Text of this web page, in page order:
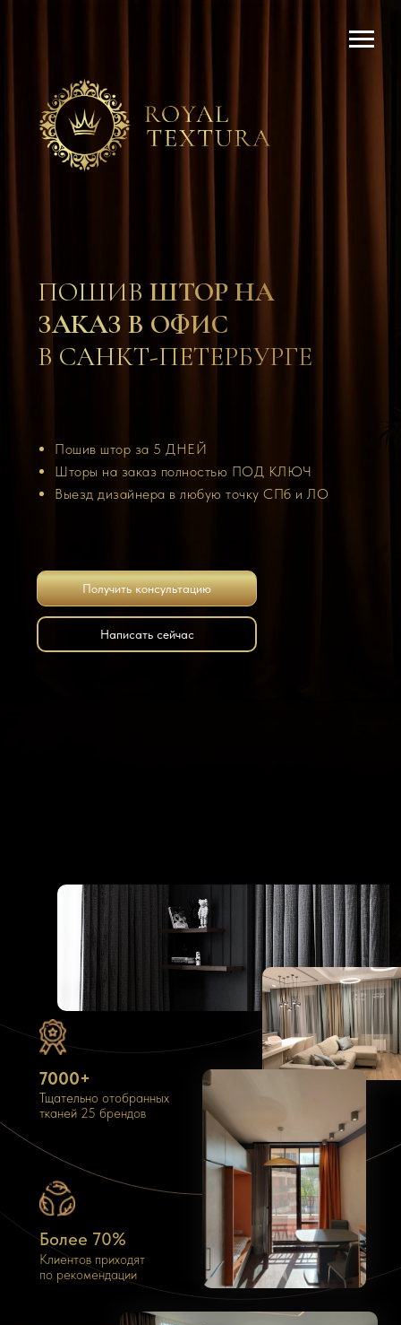
ПОШИВ ШТОР НА
ЗАКАЗ В ОФИС
В САНКТ-ПЕТЕРБУРГЕ
Пошив штор за 5 ДНЕЙ
Шторы на заказ полностью ПОД КЛЮЧ
Выезд дизайнера в любую точку СПб и ЛО
Получить консультацию
Написать сейчас
7000+
Тщательно отобранных
тканей 25 брендов
Более 70%
Клиентов приходят
по рекомендации